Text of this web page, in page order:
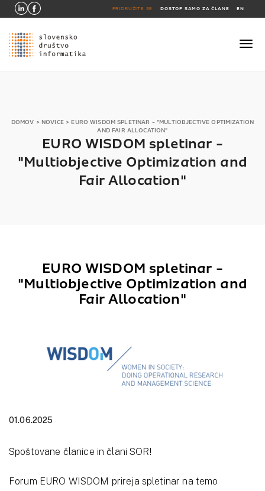
PRIDRUŽITE SE DOSTOP SAMO ZA ČLANE EN
DOMOV > NOVICE> EURO WISDOM SPLETINAR - "MULTIOBJECTIVE OPTIMIZATION
AND FAIR ALLOCATION"
EURO WISDOM spletinar -
"Multiobjective Optimization and
Fair Allocation"
EURO WISDOM spletinar -
"Multiobjective Optimization and
Fair Allocation"
01.06.2025
Spoštovane članice in člani SOR!
Forum EURO WISDOM prireja spletinar na temo